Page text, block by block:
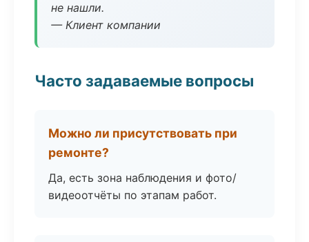
не нашли.
— Клиент компании
Часто задаваемые вопросы
Можно ли присутствовать при
ремонте?
Да, есть зона наблюдения и фото/
видеоотчёты по этапам работ.